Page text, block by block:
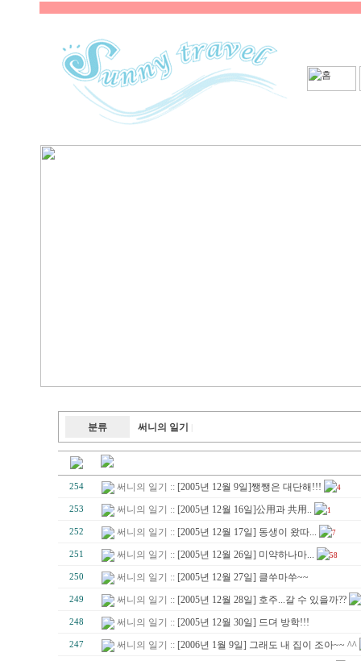
분류 써니의 일기
254 써니의 일기 :: [2005년 12월 9일]쨍쨍은 대단해!!! 4
253 써니의 일기 :: [2005년 12월 16일]公用과 共用.. 1
252 써니의 일기 :: [2005년 12월 17일] 동생이 왔따... 7
251 써니의 일기 :: [2005년 12월 26일] 미약하나마... 58
250 써니의 일기 :: [2005년 12월 27일] 클쑤마쑤~~
249 써니의 일기 :: [2005년 12월 28일] 호주...갈 수 있을까??
248 써니의 일기 :: [2005년 12월 30일] 드뎌 방학!!!
247 써니의 일기 :: [2006년 1월 9일] 그래도 내 집이 조아~~ ^^